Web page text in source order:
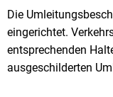
Die
eingerichtet.
entsprechenden
ausgeschilderten